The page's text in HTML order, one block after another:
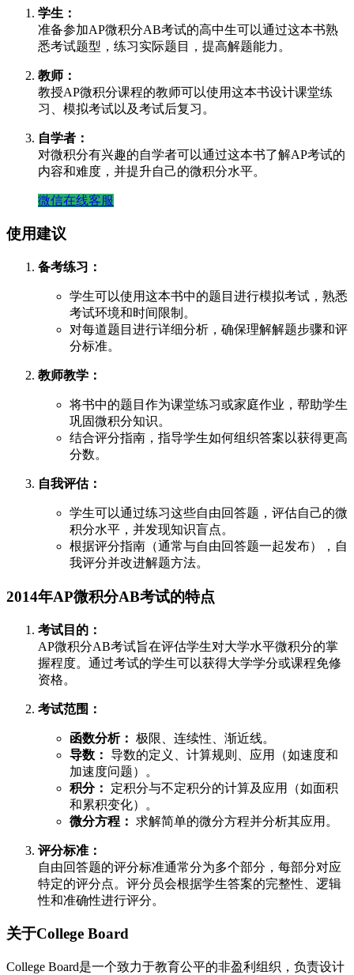
学生：
准备参加AP微积分AB考试的高中生可以通过这本书熟
悉考试题型，练习实际题目，提高解题能力。
教师：
教授AP微积分课程的教师可以使用这本书设计课堂练
习、模拟考试以及考试后复习。
自学者：
对微积分有兴趣的自学者可以通过这本书了解AP考试的
内容和难度，并提升自己的微积分水平。
微信在线客服
使用建议
备考练习：
学生可以使用这本书中的题目进行模拟考试，熟悉
考试环境和时间限制。
对每道题目进行详细分析，确保理解解题步骤和评
分标准。
教师教学：
将书中的题目作为课堂练习或家庭作业，帮助学生
巩固微积分知识。
结合评分指南，指导学生如何组织答案以获得更高
分数。
自我评估：
学生可以通过练习这些自由回答题，评估自己的微
积分水平，并发现知识盲点。
根据评分指南（通常与自由回答题一起发布），自
我评分并改进解题方法。
2014年AP微积分AB考试的特点
考试目的：
AP微积分AB考试旨在评估学生对大学水平微积分的掌
握程度。通过考试的学生可以获得大学学分或课程免修
资格。
考试范围：
函数分析： 极限、连续性、渐近线。
导数： 导数的定义、计算规则、应用（如速度和
加速度问题）。
积分：
定积分与不定积分的计算及应用（如面积
和累积变化）。
微分方程： 求解简单的微分方程并分析其应用。
评分标准：
自由回答题的评分标准通常分为多个部分，每部分对应
特定的评分点。评分员会根据学生答案的完整性、逻辑
性和准确性进行评分。
关于College Board
College Board是一个致力于教育公平的非盈利组织，负责设计